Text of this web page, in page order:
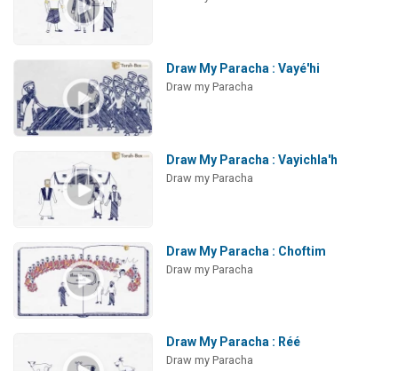
Draw My Paracha : Vayé'hi
Draw my Paracha
Draw My Paracha : Vayichla'h
Draw my Paracha
Draw My Paracha : Choftim
Draw my Paracha
Draw My Paracha : Réé
Draw my Paracha